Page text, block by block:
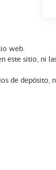
web.
este sitio, ni
de